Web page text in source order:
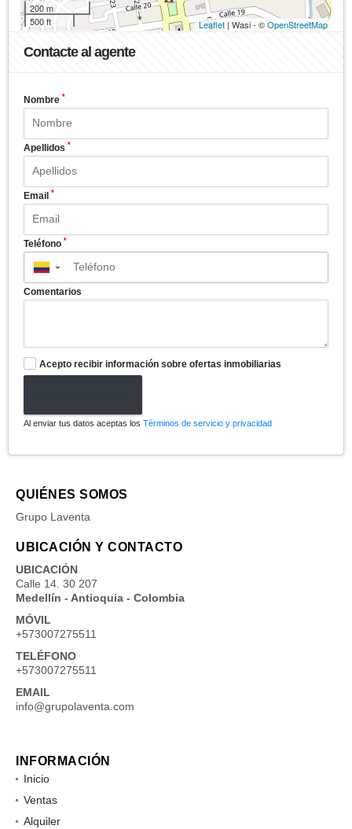
200 m
500 ft
Leaflet | Wasi - ©OpenStreetMap
Contacte al agente
Nombre *
Apellidos *
Email *
Teléfono *
▼
Comentarios
Acepto recibir información sobre ofertas inmobiliarias
Al enviar tus datos aceptas los Términos de servicio y privacidad
QUIÉNES SOMOS
Grupo Laventa
UBICACIÓN Y CONTACTO
UBICACIÓN
Calle 14. 30 207
Medellín - Antioquia - Colombia
MÓVIL
+573007275511
TELÉFONO
+573007275511
EMAIL
info@grupolaventa.com
INFORMACIÓN
Inicio
Ventas
Alquiler